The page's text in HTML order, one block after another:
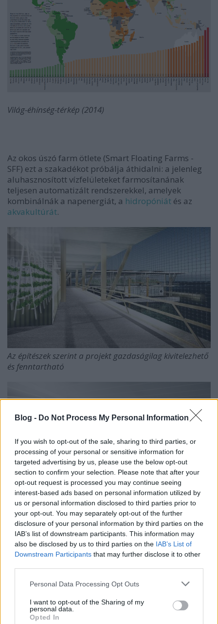
Blog - Do Not Process My Personal Information
If you wish to opt-out of the sale, sharing to third parties, or
processing of your personal or sensitive information for
targeted advertising by us, please use the below opt-out
section to confirm your selection. Please note that after your
opt-out request is processed you may continue seeing
interest-based ads based on personal information utilized by
us or personal information disclosed to third parties prior to
your opt-out. You may separately opt-out of the further
disclosure of your personal information by third parties on the
IAB’s list of downstream participants. This information may
also be disclosed by us to third parties on the IAB’s List of
Downstream Participants that may further disclose it to other
Please note that this website/app uses one or more Google
not limited to your visit or usage behaviour. You may click to
grant or deny consent to Google and its third-party tags to
Personal Data Processing Opt Outs
I want to opt-out of the Sharing of my
personal data.
Opted In
Világ-éhínség-térkép (2014)
Az okos úszó farm ötlete (Smart Floating Farms -
SFF) ezt a szakadékot próbálja áthidalni: a jelenleg
aluhasznosított vízfelületeket farmosítanának
teljesen automatizált rendszerekkel, amelyek
kombinálnák a napenergiát, a hidropóniát és az
akvakultúrát.
Az építészek szerint a projekt gazdaságilag kivitelezhető
és fenntartható
Csökkenthetőek lennéne a logisztikai költségek
A modell 3 fő szintből áll: az alsó szint az
felső szintet pedig napelemes panelek és
rendszer az egész, könnyen alakítható, mozgatható,
éves termelési adatait pedig 8152 tonna